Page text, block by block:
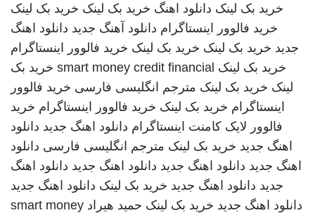
خرید بک لینک دانلود اهنگ خرید بک لینک خرید بک لینک
خرید فالوور اینستاگرام دانلود آهنگ جدید دانلود اهنگ
جدید خرید بک لینک خرید بک لینک خرید فالوور اینستاگرام
خرید بک لینک smart money credit financial خرید بک
لینک خرید بک لینک مترجم انگلیسی فارسی خرید فالوور
اینستاگرام خرید بک لینک خرید فالوور اینستاگرام خرید
فالوور لایک کامنت اینستاگرام دانلود اهنگ جدید دانلود
اهنگ جدید خرید بک لینک مترجم انگلیسی فارسی دانلود
اهنگ جدید دانلود اهنگ جدید دانلود اهنگ جدید دانلود اهنگ
جدید دانلود اهنگ جدید خرید بک لینک دانلود اهنگ جدید
دانلود اهنگ جدید خرید بک لینک حمید هیراد smart money